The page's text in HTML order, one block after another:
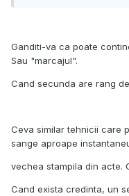
Ganditi-va ca poate
Sau "marcajul".
Cand secunda are rang
Ceva similar tehnicii care
sange aproape
vechea stampila din acte.
Cand exista credinta, un